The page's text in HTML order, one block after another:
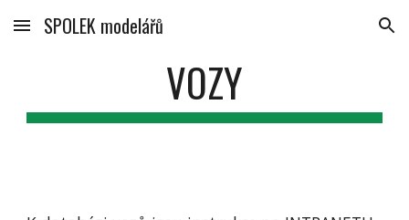
Skip to main content Skip to navigation
SPOLEK modelářů
VOZY